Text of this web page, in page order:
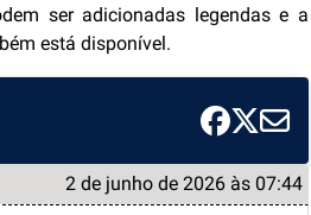
ser adicionadas legendas e a
está disponível.
2 de junho de 2026 às 07:44